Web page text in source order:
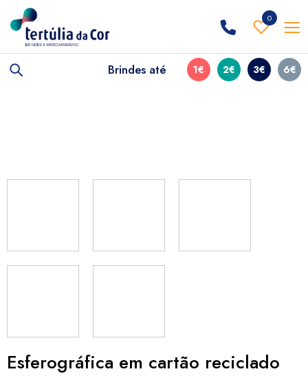
0
Brindes até 1€ 2€ 3€ 6€
Esferográfica em cartão reciclado